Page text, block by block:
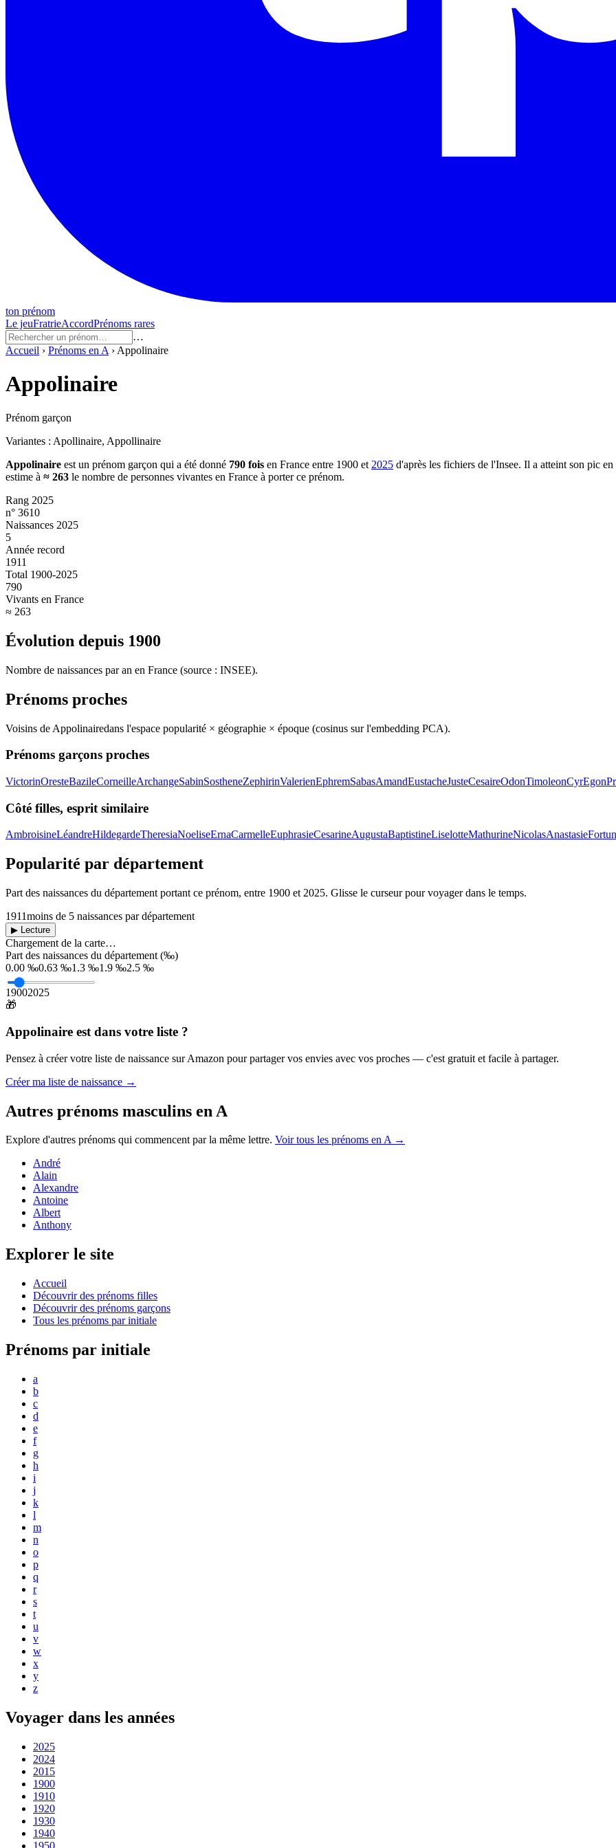
ton prénom
Le jeuFratrieAccordPrénoms rares
…
Accueil › Prénoms en A › Appolinaire
Appolinaire
Prénom garçon
Variantes : Apollinaire, Appollinaire
Appolinaire est un prénom garçon qui a été donné 790 fois en France entre 1900 et 2025 d'après les fichiers de l'Insee. Il a atteint son pic en
estime à ≈ 263 le nombre de personnes vivantes en France à porter ce prénom.
Rang 2025
n° 3610
Naissances 2025
5
Année record
1911
Total 1900-2025
790
Vivants en France
≈ 263
Évolution depuis 1900
Nombre de naissances par an en France (source : INSEE).
Prénoms proches
Voisins de Appolinairedans l'espace popularité × géographie × époque (cosinus sur l'embedding PCA).
Prénoms garçons proches
VictorinOresteBazileCorneilleArchangeSabinSostheneZephirinValerienEphremSabasAmandEustacheJusteCesaireOdonTimoleonCyrEgon
Côté filles, esprit similaire
AmbroisineLéandreHildegardeTheresiaNoeliseErnaCarmelleEuphrasieCesarineAugustaBaptistineLiselotteMathurineNicolasAnastasie
Popularité par département
Part des naissances du département portant ce prénom, entre 1900 et 2025. Glisse le curseur pour voyager dans le temps.
1911moins de 5 naissances par département
▶ Lecture
Chargement de la carte…
Part des naissances du département (‰)
0.00 ‰0.63 ‰1.3 ‰1.9 ‰2.5 ‰
19002025
🎁
Appolinaire est dans votre liste ?
Pensez à créer votre liste de naissance sur Amazon pour partager vos envies avec vos proches — c'est gratuit et facile à partager.
Créer ma liste de naissance →
Autres prénoms masculins en A
Explore d'autres prénoms qui commencent par la même lettre. Voir tous les prénoms enA→
André
Alain
Alexandre
Antoine
Albert
Anthony
Explorer le site
Accueil
Découvrir des prénoms filles
Découvrir des prénoms garçons
Tous les prénoms par initiale
Prénoms par initiale
a
b
c
d
e
f
g
h
i
j
k
l
m
n
o
p
q
r
s
t
u
v
w
x
y
z
Voyager dans les années
2025
2024
2015
1900
1910
1920
1930
1940
1950